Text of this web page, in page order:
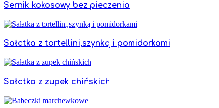
Sernik kokosowy bez pieczenia
Sałatka z tortellini,szynką i pomidorkami
Sałatka z zupek chińskich